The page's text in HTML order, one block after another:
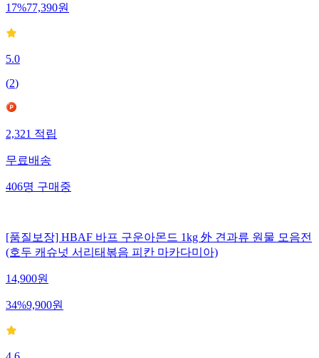
17%77,390원
5.0
(2)
2,321적립
무료배송
406명구매중
[품질보장] HBAF 바프 구운아몬드 1kg 外 견과류 원물 모음전
(호두 캐슈넛 서리태볶음 피칸 마카다미아)
14,900원
34%9,900원